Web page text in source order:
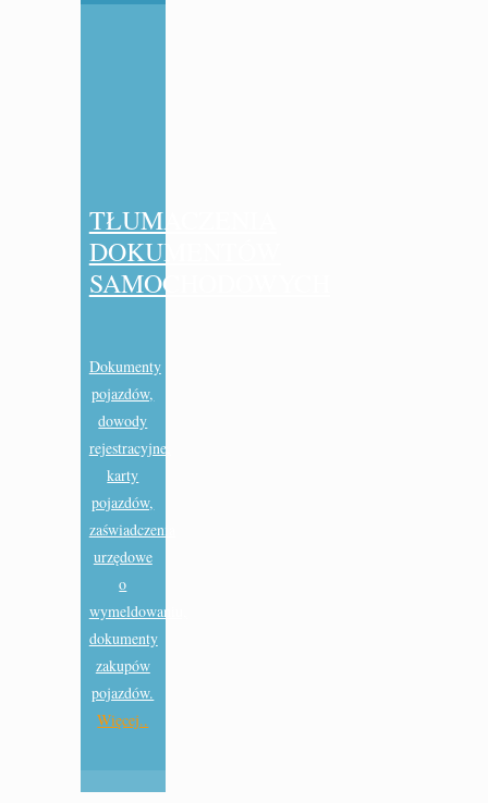
TŁUMACZENIA
DOKUMENTÓW
SAMOCHODOWYCH
Dokumenty
pojazdów,
dowody
rejestracyjne,
karty
pojazdów,
zaświadczenia
urzędowe
o
wymeldowaniu,
dokumenty
zakupów
pojazdów.
Więcej..